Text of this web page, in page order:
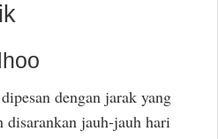
dengan jarak yang
jauh-jauh hari